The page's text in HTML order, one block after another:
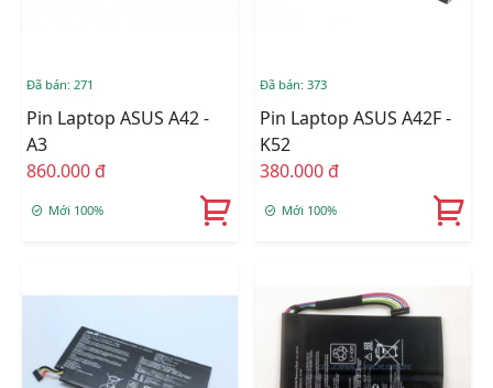
Đã bán: 271
Pin Laptop ASUS A42 -
A3
860.000 đ
Mới 100%
Đã bán: 373
Pin Laptop ASUS A42F -
K52
380.000 đ
Mới 100%